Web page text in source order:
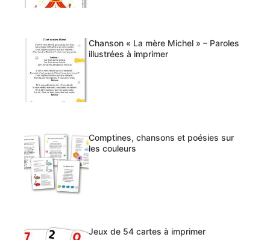
Chanson « La mère Michel » – Paroles
illustrées à imprimer
Comptines, chansons et poésies sur
les couleurs
Jeux de 54 cartes à imprimer